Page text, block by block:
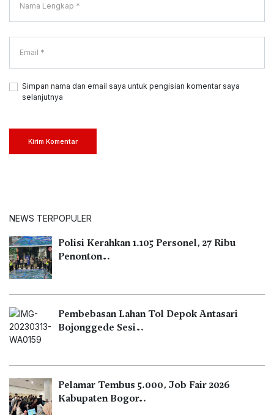
Simpan nama dan email saya untuk pengisian komentar saya
selanjutnya
Kirim Komentar
NEWS TERPOPULER
Polisi Kerahkan 1.105 Personel, 27 Ribu
Penonton…
Pembebasan Lahan Tol Depok Antasari
Bojonggede Sesi…
Pelamar Tembus 5.000, Job Fair 2026
Kabupaten Bogor…